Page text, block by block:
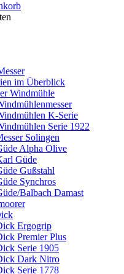
im Überblick
Windmühle
K-Serie
Serie 1922
Solingen
Alpha Olive
Güde
Gußstahl
Synchros
Balbach Damast
Ergogrip
Premier Plus
Serie 1905
Dark Nitro
Serie 1778